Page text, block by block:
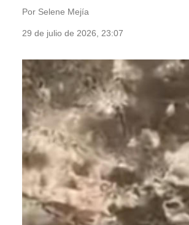
Por Selene Mejía
29 de julio de 2026, 23:07